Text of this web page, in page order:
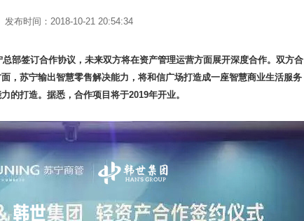
发布时间：2018-10-21 20:54:34
部签订合作协议，未来双方将在资产管理运营方面展开深度合作。双方合
，苏宁输出智慧零售解决能力，将和信广场打造成一座智慧商业生活服务
的打造。据悉，合作项目将于2019年开业。